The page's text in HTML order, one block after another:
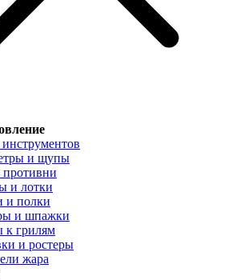
и щупы
и лотки
и полки
и шпажки
к грилям
и ростеры
жара